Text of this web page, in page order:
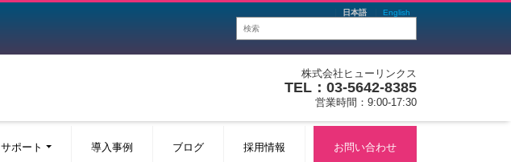
日本語 English
株式会社ヒューリンクス
TEL：03-5642-8385
営業時間：9:00-17:30
サポート 導入事例 ブログ 採用情報 お問い合わせ